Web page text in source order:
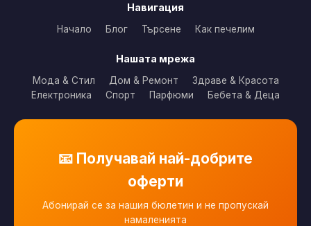
Навигация
Начало Блог Търсене Как печелим
Нашата мрежа
Мода & Стил Дом & Ремонт
Здраве & Красота
Електроника
Спорт Парфюми Бебета & Деца
📧 Получавай най-добрите
оферти
Абонирай се за нашия бюлетин и не пропускай
намаленията